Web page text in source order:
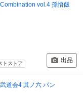
vol.4 孫悟飯
トストア 出品
道会4 其ノ六 パン